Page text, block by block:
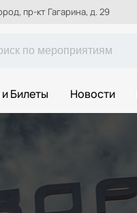
пр-кт Гагарина, д. 29
Билеты Новости